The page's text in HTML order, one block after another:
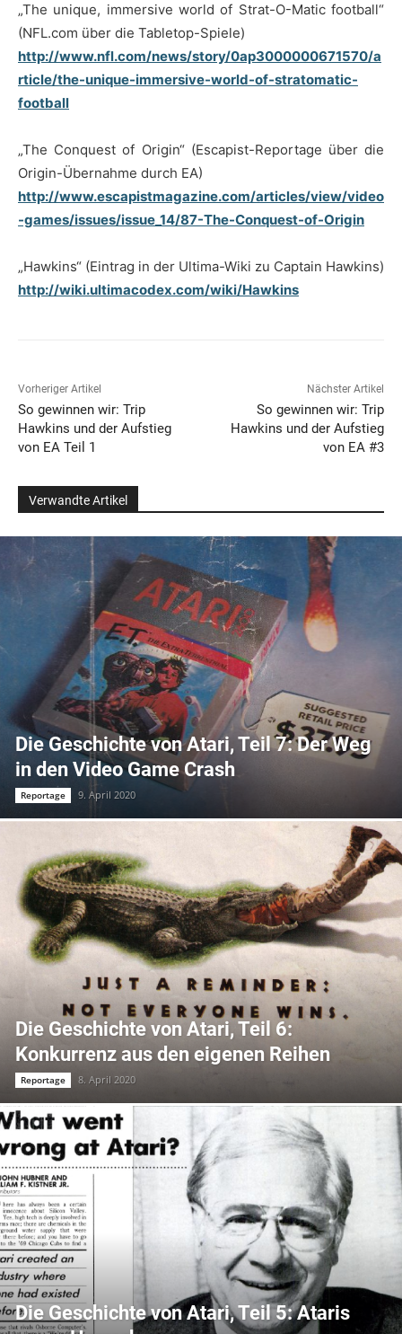
„The unique, immersive world of Strat-O-Matic football“
(NFL.com über die Tabletop-Spiele)
http://www.nfl.com/news/story/0ap3000000671570/a
rticle/the-unique-immersive-world-of-stratomatic-
football
„The Conquest of Origin“ (Escapist-Reportage über die
Origin-Übernahme durch EA)
http://www.escapistmagazine.com/articles/view/video
-games/issues/issue_14/87-The-Conquest-of-Origin
„Hawkins“ (Eintrag in der Ultima-Wiki zu Captain Hawkins)
http://wiki.ultimacodex.com/wiki/Hawkins
Vorheriger Artikel
So gewinnen wir: Trip
Hawkins und der Aufstieg
von EA Teil 1
Nächster Artikel
So gewinnen wir: Trip
Hawkins und der Aufstieg
von EA #3
Verwandte Artikel
Die Geschichte von Atari, Teil 7: Der Weg
in den Video Game Crash
Reportage 9. April 2020
Die Geschichte von Atari, Teil 6:
Konkurrenz aus den eigenen Reihen
Reportage 8. April 2020
Die Geschichte von Atari, Teil 5: Ataris